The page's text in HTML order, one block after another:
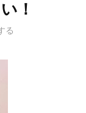
！
る